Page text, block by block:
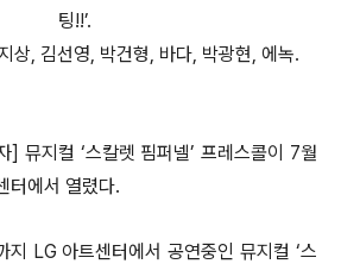
팅!!’.
상, 김선영, 박건형, 바다, 박광현, 에녹.
] 뮤지컬 ‘스칼렛 핌퍼넬’ 프레스콜이 7월
터에서 열렸다.
LG 아트센터에서 공연중인 뮤지컬 ‘스